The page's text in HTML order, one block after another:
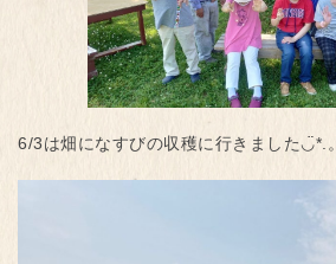
6/3は畑になすびの収穫に行きました◡̈*.。